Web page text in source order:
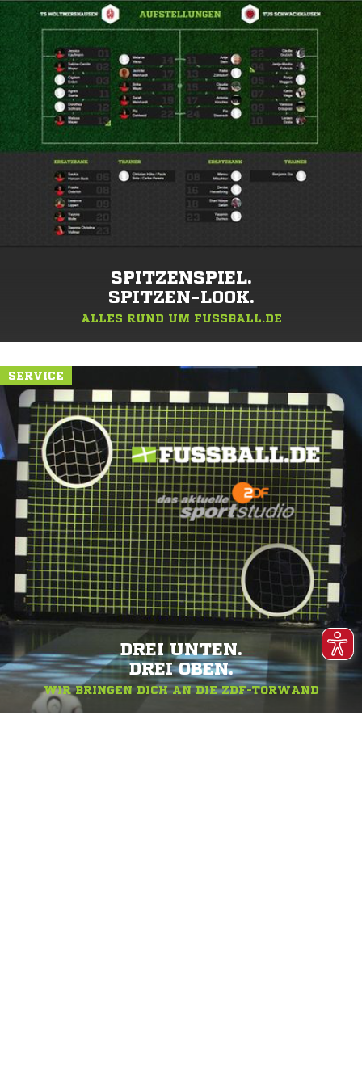
SPITZENSPIEL.
SPITZEN-LOOK.
ALLES RUND UM FUSSBALL.DE
SERVICE
DREI UNTEN.
DREI OBEN.
WIR BRINGEN DICH AN DIE ZDF-TORWAND